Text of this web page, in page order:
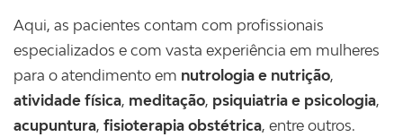
Aqui, as pacientes contam com profissionais
especializados e com vasta experiência em mulheres
para o atendimento em nutrologia e nutrição,
atividade física, meditação, psiquiatria e psicologia,
acupuntura, fisioterapia obstétrica, entre outros.